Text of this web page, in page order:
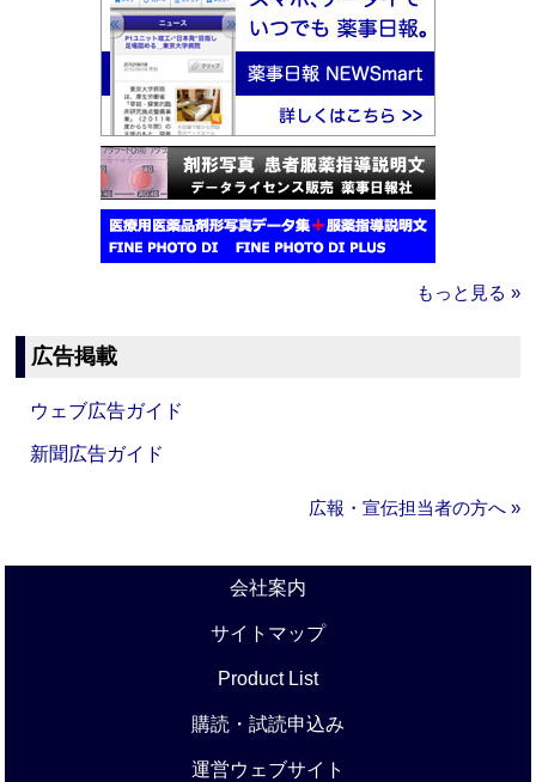
もっと見る »
広告掲載
ウェブ広告ガイド
新聞広告ガイド
広報・宣伝担当者の方へ »
会社案内
サイトマップ
Product List
購読・試読申込み
運営ウェブサイト